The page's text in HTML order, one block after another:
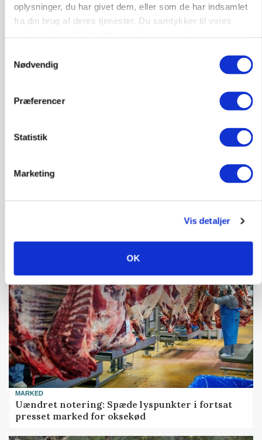
oplysninger, du har givet dem, eller som de har indsamlet
fra din brug af deres tjenester. Du samtykker til vores
Nødvendig
Præferencer
Statistik
Marketing
Vis detaljer
OK
Snart kan man søge tilskud til naturprojekter
Loading...
Før såmaskinen kører: Her er efterårets største
MARKED
Uændret notering: Spæde lyspunkter i fortsat
presset marked for oksekød